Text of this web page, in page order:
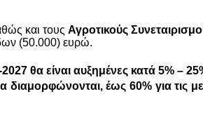
και τους Αγροτικούς
(50.000) ευρώ.
θα είναι αυξημένες κατά 5% –
διαμορφώνονται,έως 60% για τις